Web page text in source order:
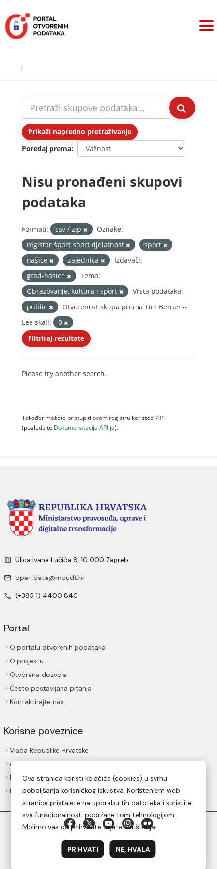
sadržaj
Prikaži napredno pretraživanje
Poredaj prema
Nisu pronađeni skupovi
podataka
Formati: csv / zip
Oznake:
registar šport sport djelatnost
sport
našice
zajednica
Izdavači:
grad-nasice
Tema:
Obrazovanje, kultura i sport
Vrsta podataka:
public
Otvorenost skupa prema Tim Berners-
Lee skali:
0
Filtriraj rezultate
Please try another search.
Također možete pristupiti ovom registru koristeći API
(pogledajte Dokumenаtаcijа API-jа).